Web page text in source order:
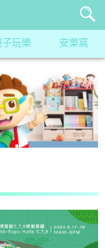
子玩樂 安樂窩